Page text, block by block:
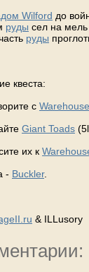
Wilford до
руды сел на
руды
квеста:
с
Giant Toads
их к
- Buckler.
& ILLusory